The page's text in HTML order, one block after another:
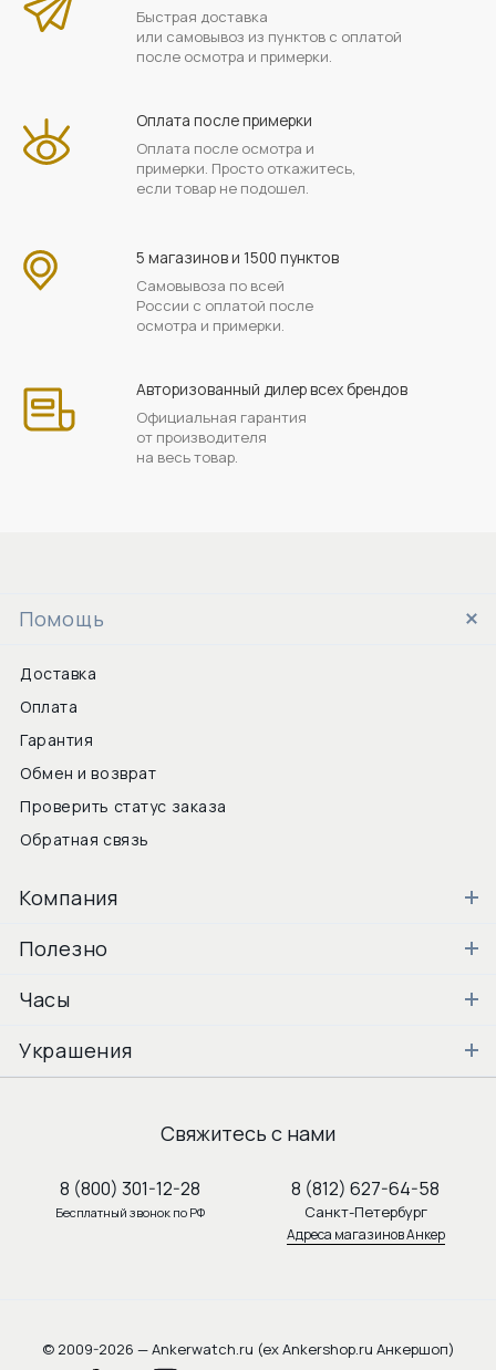
Быстрая доставка
или самовывоз из пунктов с оплатой
после осмотра и примерки.
Оплата после примерки
Оплата после осмотра и
примерки. Просто откажитесь,
если товар не подошел.
5 магазинов и 1500 пунктов
Самовывоза по всей
России с оплатой после
осмотра и примерки.
Авторизованный дилер всех брендов
Официальная гарантия
от производителя
на весь товар.
Помощь
Доставка
Оплата
Гарантия
Обмен и возврат
Проверить статус заказа
Обратная связь
Компания
Полезно
Часы
Украшения
Свяжитесь с нами
8 (800) 301-12-28
Бесплатный звонок по РФ
8 (812) 627-64-58
Санкт-Петербург
Адреса магазинов Анкер
© 2009-2026 — Ankerwatch.ru (ex Ankershop.ru Анкершоп)